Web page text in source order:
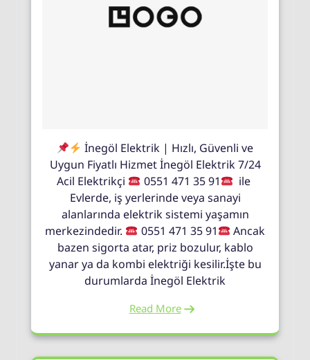
İnegöl Elektrik | Hızlı, Güvenli ve
Uygun Fiyatlı Hizmet İnegöl Elektrik 7/24
Acil Elektrikçi
0551 471 35 91
ile
Evlerde, iş yerlerinde veya sanayi
alanlarında elektrik sistemi yaşamın
merkezindedir.
0551 471 35 91
Ancak
bazen sigorta atar, priz bozulur, kablo
yanar ya da kombi elektriği kesilir.İşte bu
durumlarda İnegöl Elektrik
Read More